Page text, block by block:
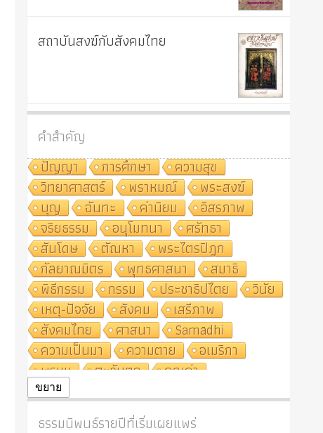
สถาบันสงฆ์กับสังคมไทย
คำสำคัญ
ปัญญา
การศึกษา
ความสุข
วิทยาศาสตร์
พราหมณ์
พระสงฆ์
บุญ
ฉันทะ ค่านิยม
อิสรภาพ
จริยธรรม
อนุโมทนา
ศรัทธา
สันโดษ
ตัณหา
พระไตรปิฎก
กัลยาณมิตร
พุทธศาสนา
สมาธิ
พิธีกรรม
กรรม ประชาธิปไตย
วินัย
เหตุ-ปัจจัย
สังคม
เสรีภาพ
สังคมไทย
ศาสนา
Samādhi
ความเป็นมา
ความตาย
อเมริกา
พรหม
ตะวันตก
คุณค่า
ปฏิจจสมุปบาท
ศาสนาประจำชาติ
ขยาย
ธรรมนิพนธ์รายปีที่เริ่มเผยแพร่